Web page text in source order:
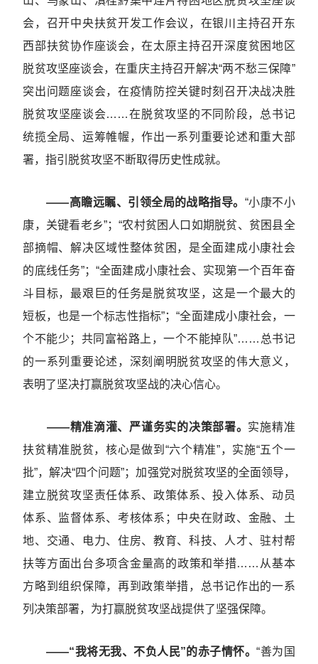
会，召开中央扶贫开发工作会议，在银川主持召开东
西部扶贫协作座谈会，在太原主持召开深度贫困地区
脱贫攻坚座谈会，在重庆主持召开解决“两不愁三保障”
突出问题座谈会，在疫情防控关键时刻召开决战决胜
脱贫攻坚座谈会……在脱贫攻坚的不同阶段，总书记
统揽全局、运筹帷幄，作出一系列重要论述和重大部
署，指引脱贫攻坚不断取得历史性成就。
——高瞻远瞩、引领全局的战略指导。 “小康不小
康，关键看老乡”；“农村贫困人口如期脱贫、贫困县全
部摘帽、解决区域性整体贫困，是全面建成小康社会
的底线任务”；“全面建成小康社会、实现第一个百年奋
斗目标，最艰巨的任务是脱贫攻坚，这是一个最大的
短板，也是一个标志性指标”；“全面建成小康社会，一
个不能少；共同富裕路上，一个不能掉队”……总书记
的一系列重要论述，深刻阐明脱贫攻坚的伟大意义，
表明了坚决打赢脱贫攻坚战的决心信心。
——精准滴灌、严谨务实的决策部署。 实施精准
扶贫精准脱贫，核心是做到“六个精准”，实施“五个一
批”，解决“四个问题”；加强党对脱贫攻坚的全面领导，
建立脱贫攻坚责任体系、政策体系、投入体系、动员
体系、监督体系、考核体系；中央在财政、金融、土
地、交通、电力、住房、教育、科技、人才、驻村帮
扶等方面出台多项含金量高的政策和举措……从基本
方略到组织保障，再到政策举措，总书记作出的一系
列决策部署，为打赢脱贫攻坚战提供了坚强保障。
——“我将无我、不负人民”的赤子情怀。“善为国